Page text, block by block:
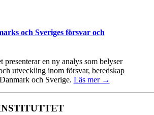
och Sveriges försvar och
presenterar en ny analys som belyser
utveckling inom försvar, beredskap
och Sverige. Läs mer →